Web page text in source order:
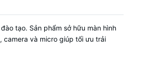
tạo. Sản phẩm sở hữu màn hình
và micro giúp tối ưu trải